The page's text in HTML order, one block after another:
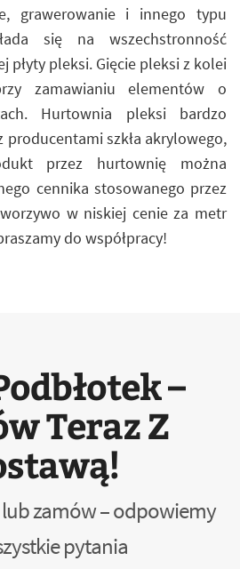
grawerowanie i innego typu
się na wszechstronność
płyty pleksi. Gięcie pleksi z kolei
zamawianiu elementów o
Hurtownia pleksi bardzo
producentami szkła akrylowego,
przez hurtownię można
cennika stosowanego przez
w niskiej cenie za metr
do współpracy!
–
Teraz Z
zamów – odpowiemy
pytania